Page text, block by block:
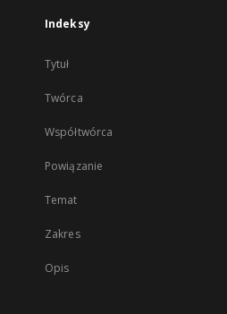
Indeksy
Tytuł
Twórca
Współtwórca
Powiązanie
Temat
Zakres
Opis